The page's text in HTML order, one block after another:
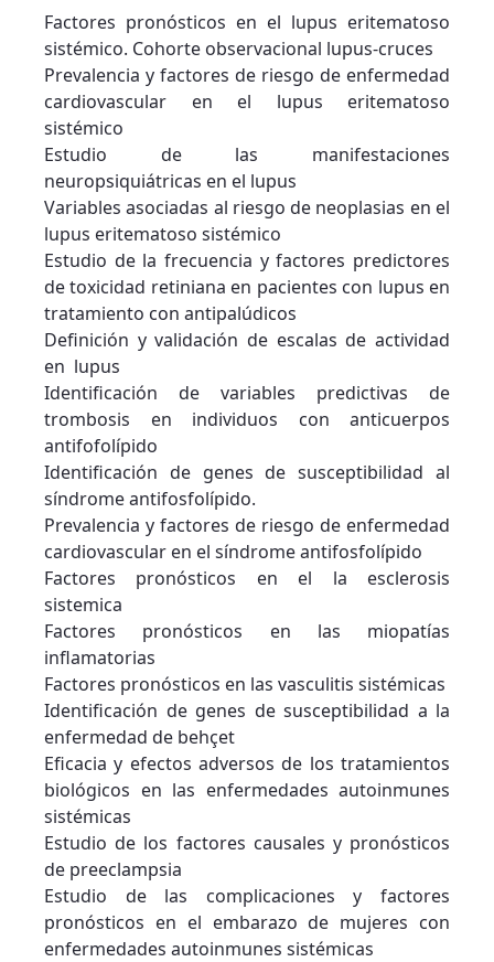
Factores pronósticos en el lupus eritematoso
sistémico. Cohorte observacional lupus-cruces
Prevalencia y factores de riesgo de enfermedad
cardiovascular en el lupus eritematoso
sistémico
Estudio de las manifestaciones
neuropsiquiátricas en el lupus
Variables asociadas al riesgo de neoplasias en el
lupus eritematoso sistémico
Estudio de la frecuencia y factores predictores
de toxicidad retiniana en pacientes con lupus en
tratamiento con antipalúdicos
Definición y validación de escalas de actividad
en lupus
Identificación de variables predictivas de
trombosis en individuos con anticuerpos
antifofolípido
Identificación de genes de susceptibilidad al
síndrome antifosfolípido.
Prevalencia y factores de riesgo de enfermedad
cardiovascular en el síndrome antifosfolípido
Factores pronósticos en el la esclerosis
sistemica
Factores pronósticos en las miopatías
inflamatorias
Factores pronósticos en las vasculitis sistémicas
Identificación de genes de susceptibilidad a la
enfermedad de behçet
Eficacia y efectos adversos de los tratamientos
biológicos en las enfermedades autoinmunes
sistémicas
Estudio de los factores causales y pronósticos
de preeclampsia
Estudio de las complicaciones y factores
pronósticos en el embarazo de mujeres con
enfermedades autoinmunes sistémicas